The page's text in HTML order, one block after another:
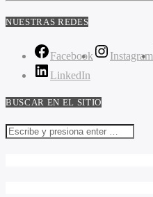
NUESTRAS REDES
Facebook Instagram
LinkedIn
BUSCAR EN EL SITIO